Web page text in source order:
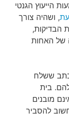
הייעוץ הגנטי
, ושהיה צורך
הבדיקות,
של האחות
ששלח
בית
מובנים
להסביר